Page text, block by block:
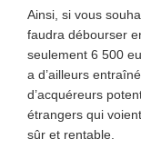
Ainsi, si vous
faudra débourser
seulement 6 500
a d’ailleurs
d’acquéreurs
étrangers qui
sûr et rentable.